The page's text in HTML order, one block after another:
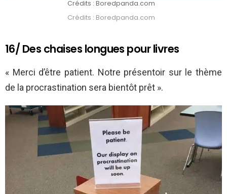
Crédits : Boredpanda.com
Crédits : Boredpanda.com
16/ Des chaises longues pour livres
« Merci d’être patient. Notre présentoir sur le thème
de la procrastination sera bientôt prêt ».